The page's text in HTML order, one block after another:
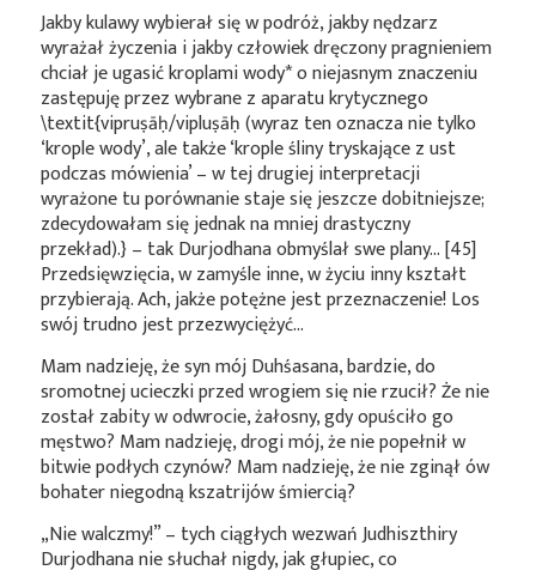
Jakby kulawy wybierał się w podróż, jakby nędzarz
wyrażał życzenia i jakby człowiek dręczony pragnieniem
chciał je ugasić kroplamiwody*o niejasnym znaczeniu
zastępuję przez wybrane z aparatu krytycznego
\textit{vipruṣāḥ/vipluṣāḥ (wyraz ten oznacza nie tylko
‘krople wody’, ale także ‘krople śliny tryskające z ust
podczas mówienia’ – w tej drugiej interpretacji
wyrażone tu porównanie staje się jeszcze dobitniejsze;
zdecydowałam się jednak na mniej drastyczny
przekład).} – tak Durjodhana obmyślał swe plany… [45]
Przedsięwzięcia, w zamyśle inne, w życiu inny kształt
przybierają. Ach, jakże potężne jest przeznaczenie! Los
swój trudno jest przezwyciężyć…
Mam nadzieję, że syn mój Duhśasana, bardzie, do
sromotnej ucieczki przed wrogiem się nie rzucił? Że nie
został zabity w odwrocie, żałosny, gdy opuściło go
męstwo? Mam nadzieję, drogi mój, że nie popełnił w
bitwie podłych czynów? Mam nadzieję, że nie zginął ów
bohater niegodną kszatrijów śmiercią?
„Nie walczmy!” – tych ciągłych wezwań Judhiszthiry
Durjodhana nie słuchał nigdy, jak głupiec, co